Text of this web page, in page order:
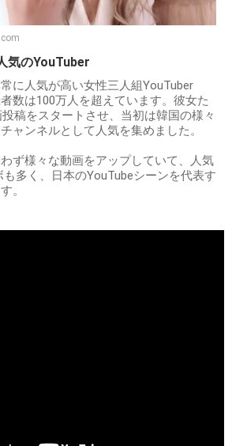
気のYouTuber
に人気が高い女性三人組YouTuber
数は100万人を超えています。彼女た
稿をスタートさせ、当初は韓国の様々
ャンネルとして人気を集めました。
ず様々な動画をアップしていて、人気
多く、日本のYouTubeシーンを代表す
。